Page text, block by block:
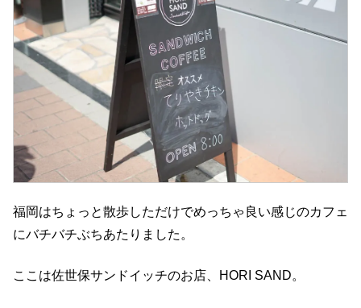
福岡はちょっと散歩しただけでめっちゃ良い感じのカフェ
にバチバチぶちあたりました。
ここは佐世保サンドイッチのお店、HORI SAND。